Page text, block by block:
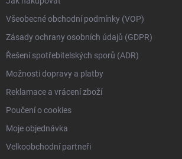
Všeobecné obchodní podmínky (VOP)
Zásady ochrany osobních údajů (GDPR)
Řešení spotřebitelských sporů (ADR)
Možnosti dopravy a platby
Reklamace a vrácení zboží
Poučení o cookies
Moje objednávka
Velkoobchodní partneři